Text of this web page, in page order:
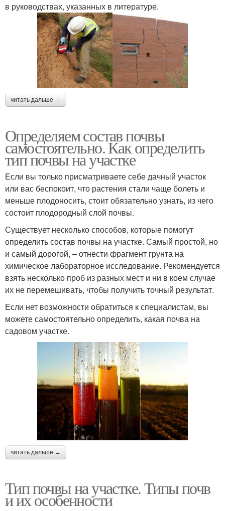
в руководствах, указанных в литературе.
читать дальше →
Определяем состав почвы
самостоятельно. Как определить
тип почвы на участке
Если вы только присматриваете себе дачный участок
или вас беспокоит, что растения стали чаще болеть и
меньше плодоносить, стоит обязательно узнать, из чего
состоит плодородный слой почвы.
Существует несколько способов, которые помогут
определить состав почвы на участке. Самый простой, но
и самый дорогой, – отнести фрагмент грунта на
химическое лабораторное исследование. Рекомендуется
взять несколько проб из разных мест и ни в коем случае
их не перемешивать, чтобы получить точный результат.
Если нет возможности обратиться к специалистам, вы
можете самостоятельно определить, какая почва на
садовом участке.
читать дальше →
Тип почвы на участке. Типы почв
и их особенности